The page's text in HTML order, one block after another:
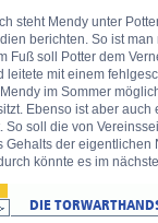
steht Mendy unter
berichten. So ist
Fuß soll Potter dem
leitete mit einem
im Sommer
Ebenso ist aber
So soll die von
Gehalts der eigentlichen
könnte es im